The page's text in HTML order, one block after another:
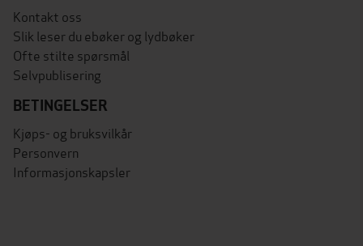
Kontakt oss
Slik leser du ebøker og lydbøker
Ofte stilte spørsmål
Selvpublisering
BETINGELSER
Kjøps- og bruksvilkår
Personvern
Informasjonskapsler